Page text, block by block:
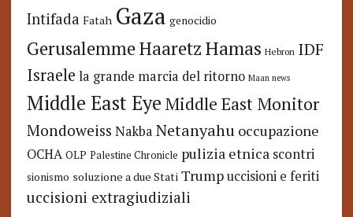
Intifada Fatah Gaza genocidio
GerusalemmeHaaretzHamas Hebron IDF
Israele la grande marcia del ritorno Maan news
Middle East Eye Middle East Monitor
Mondoweiss Nakba Netanyahu occupazione
OCHA OLP Palestine Chronicle pulizia etnica scontri
sionismo soluzione a due Stati Trump uccisioni e feriti
uccisioni extragiudiziali